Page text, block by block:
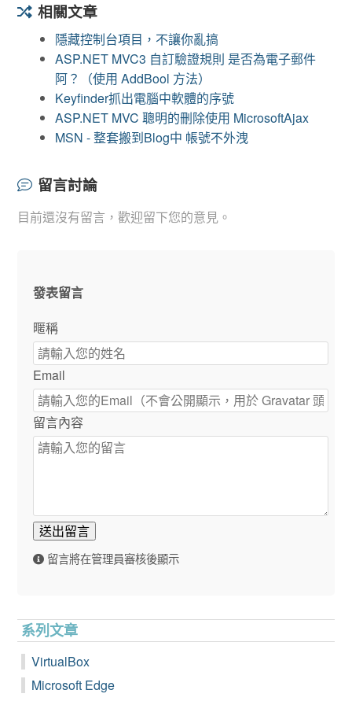
相關文章
隱藏控制台項目，不讓你亂搞
ASP.NET MVC3 自訂驗證規則 是否為電子郵件
阿？（使用 AddBool 方法）
Keyfinder抓出電腦中軟體的序號
ASP.NET MVC 聰明的刪除使用 MicrosoftAjax
MSN - 整套搬到Blog中 帳號不外洩
留言討論
目前還沒有留言，歡迎留下您的意見。
發表留言
暱稱
Email
留言內容
送出留言
留言將在管理員審核後顯示
系列文章
VirtualBox
Microsoft Edge